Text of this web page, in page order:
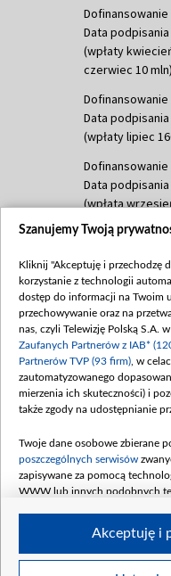
Dofinansowanie
Data podpisania
(wpłaty
czerwiec 10 mln)
Dofinansowanie
Data podpisania
(wpłaty lipiec
Dofinansowanie
Data podpisania
(wpłata
Dofinansowanie
(wpłata
mln, listopad
Dofinansowanie
Data podpisania
(wpłata
Dofinansowanie
Data podpisania
kwiecień 180
czerwca 90 mln)
Dofinansowanie
4 sierpnia 250
Szanujemy Twoją
Kliknij "Akceptuję i przechodzę
korzystanie z technologii
dostęp do informacji na Twoim
przechowywanie oraz na
nas, czyli Telewizję Polską S.A.
Zaufanych Partnerów z IAB*
Partnerów TVP (93 firm) , w
zautomatyzowanego
mierzenia ich skuteczności) i
także zgody na udostępnianie
Twoje dane osobowe zbierane
poszczególnych serwisów
zapisywane za pomocą
WWW lub innych podobnych
Twoje dane osobowe zbierane
Akceptuję i